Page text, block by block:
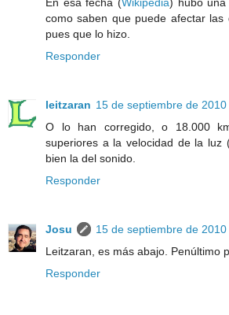
como saben que puede afectar las
pues que lo hizo.
Responder
leitzaran 15 de septiembre de 2010
O lo han corregido, o 18.000
superiores a la velocidad de la luz
bien la del sonido.
Responder
Josu
15 de septiembre de
Leitzaran, es más abajo. Penúltimo
Responder